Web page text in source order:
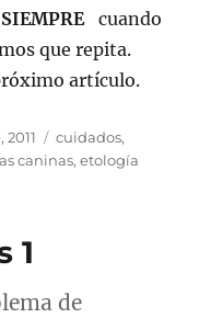
SIEMPRE cuando
que repita.
artículo.
Categorías
cuidados,
caninas,etología
1
de